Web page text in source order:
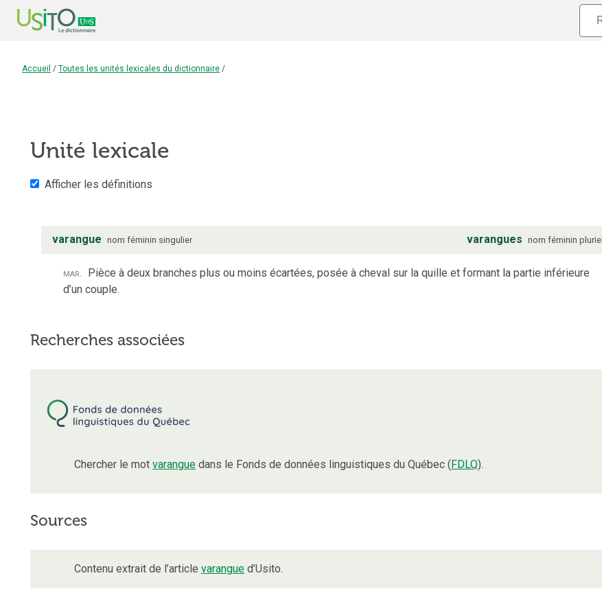
Accueil / Toutes les unités lexicales du dictionnaire /
Unité lexicale
Afficher les définitions
varangue nom féminin singulier varangues nom féminin pluriel
mar. Pièce à deux branches plus ou moins écartées, posée à cheval sur la quille et formant la partie inférieure
d’un couple.
Recherches associées
Chercher le mot varangue dans le Fonds de données linguistiques du Québec (FDLQ).
Sources
Contenu extrait de l’article varangue d’Usito.